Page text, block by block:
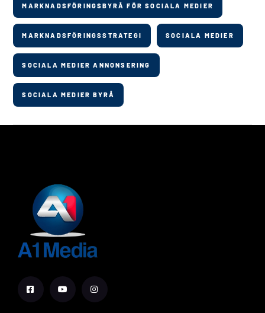
MARKNADSFÖRINGSBYRÅ FÖR SOCIALA MEDIER
MARKNADSFÖRINGSSTRATEGI SOCIALA MEDIER
SOCIALA MEDIER ANNONSERING
SOCIALA MEDIER BYRÅ